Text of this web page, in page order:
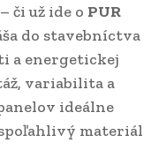
– či už ide o PUR
do stavebníctva
a energetickej
variabilita a
ideálne
materiál